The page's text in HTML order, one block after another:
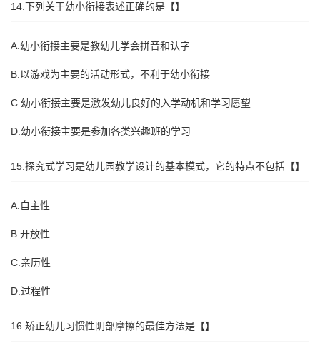
14.下列关于幼小衔接表述正确的是【】
A.幼小衔接主要是教幼儿学会拼音和认字
B.以游戏为主要的活动形式，不利于幼小衔接
C.幼小衔接主要是激发幼儿良好的入学动机和学习愿望
D.幼小衔接主要是参加各类兴趣班的学习
15.探究式学习是幼儿园教学设计的基本模式，它的特点不包括【】
A.自主性
B.开放性
C.亲历性
D.过程性
16.矫正幼儿习惯性阴部摩擦的最佳方法是【】